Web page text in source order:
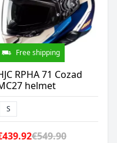
Free shipping
RPHA 71 Cozad
helmet
S
€549.90